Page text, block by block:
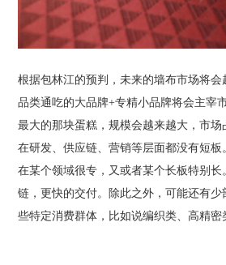
根据包林江的预判，未来的墙布市场将
品类通吃的大品牌+专精小品牌将会主宰
最大的那块蛋糕，规模会越来越大，市
在研发、供应链、营销等层面都没有短
在某个领域很专，又或者某个长板特别长
链，更快的交付。除此之外，可能还有
些特定消费群体，比如说编织类、高精密